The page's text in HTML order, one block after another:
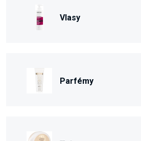
Vlasy
Parfémy